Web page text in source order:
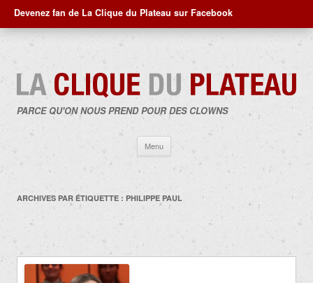
Devenez fan de La Clique du Plateau sur Facebook
PARCE QU'ON NOUS PREND POUR DES CLOWNS
Menu
contenu
ARCHIVES PAR ÉTIQUETTE : PHILIPPE PAUL